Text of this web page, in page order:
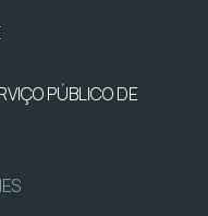
PÚBLICO DE